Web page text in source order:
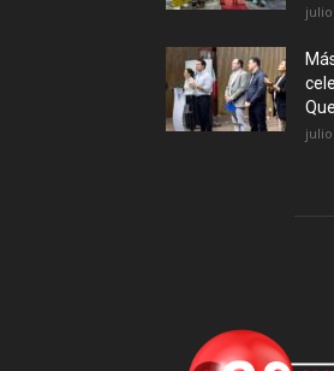
julio
julio